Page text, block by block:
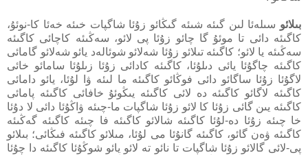
بىلائو سىلەئا لىن گىئە شىئە گىڭائو زۇئا شاگپات خىئە خەئا كا-نوئۇ،
كاگىئە دائى تا موئۇ گا چائو زۇئا پى لائو، سەڭىئە كاچائى كاگىئە
سەڭىئە يا لائو؛ كاگىئە تىلائو زۇئا شەلائو شوئالەد يائو شەلائو گامائى
كاگىئە چاگۇئا يائى دىلۇئا، كاگىئە كادائى زۇئا زىلۇئا سامائو خائى
لاگۇئا زۇئا ساگائو دائى فوڭائو كاگىئە ما لىئە ۋا لۇئا، يائو دامائى
كاگىئە لاگائو كاگىئە دە لائى كاگىئە يىڭوئۇ خافائى كاگىئە پامائى
كاگىئە يىن گائى زۇئا كا لائو زۇئا شاگپات ما-چىئە ۋاڭۇئا دائى لا دۇئا
خا چىئە زۇئا دە-لۇئا كاگىئە شالائو كاگىئە فا چىئە كاگىئە گەڭىئە
كاگىئە ۋەن گائو، كاگىئە گانۇئا مى لۇئا، مىلائو كاگىئە فىڭائى؛ بىلائو
پى-لائى گالائو زۇئا شاگپات تا نائو تە لائو يائو شوڭۇئا كاگىئە دا چۇئا